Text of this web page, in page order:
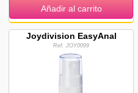
Añadir al carrito
Joydivision EasyAnal
Ref. JOY0099